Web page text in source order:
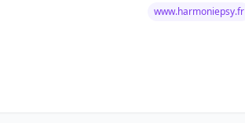
www.harmoniepsy.fr